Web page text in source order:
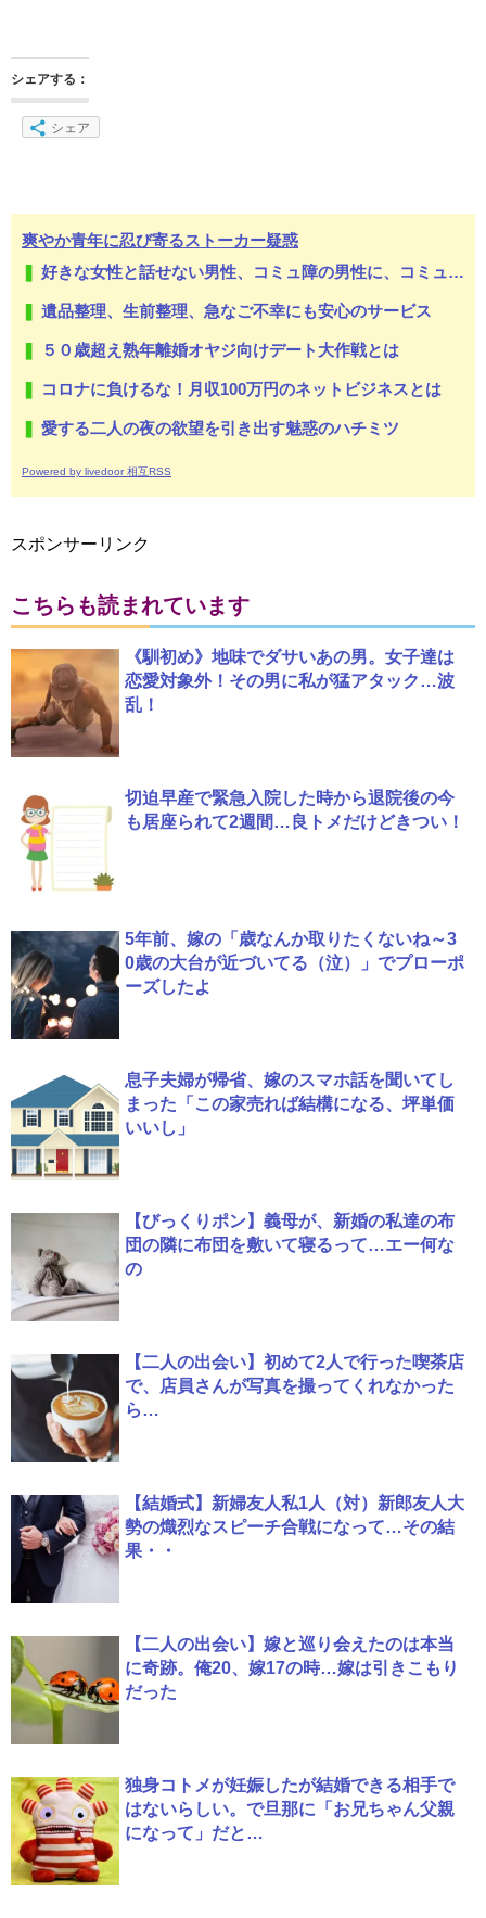
シェアする：
シェア
爽やか青年に忍び寄るストーカー疑惑
好きな女性と話せない男性、コミュ障の男性に、コミュ力向上セラピー講座
遺品整理、生前整理、急なご不幸にも安心のサービス
５０歳超え熟年離婚オヤジ向けデート大作戦とは
コロナに負けるな！月収100万円のネットビジネスとは
愛する二人の夜の欲望を引き出す魅惑のハチミツ
Powered by livedoor 相互RSS
スポンサーリンク
こちらも読まれています
《馴初め》地味でダサいあの男。女子達は
恋愛対象外！その男に私が猛アタック…波
乱！
切迫早産で緊急入院した時から退院後の今
も居座られて2週間…良トメだけどきつい！
5年前、嫁の「歳なんか取りたくないね～3
0歳の大台が近づいてる（泣）」でプローポ
ーズしたよ
息子夫婦が帰省、嫁のスマホ話を聞いてし
まった「この家売れば結構になる、坪単価
いいし」
【びっくりポン】義母が、新婚の私達の布
団の隣に布団を敷いて寝るって…エー何な
の
【二人の出会い】初めて2人で行った喫茶店
で、店員さんが写真を撮ってくれなかった
ら…
【結婚式】新婦友人私1人（対）新郎友人大
勢の熾烈なスピーチ合戦になって…その結
果・・
【二人の出会い】嫁と巡り会えたのは本当
に奇跡。俺20、嫁17の時…嫁は引きこもり
だった
独身コトメが妊娠したが結婚できる相手で
はないらしい。で旦那に「お兄ちゃん父親
になって」だと…